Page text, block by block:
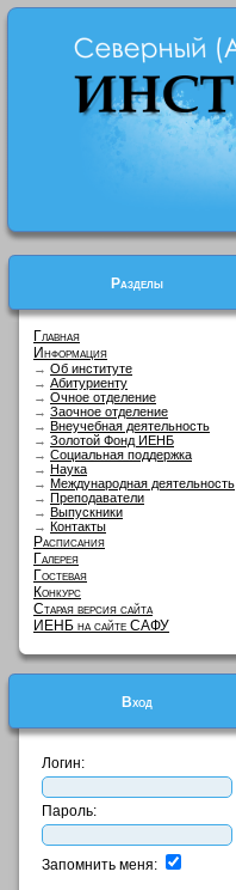
Разделы
Главная
Информация
→ Об институте
→ Абитуриенту
→ Очное отделение
→ Заочное отделение
→ Внеучебная деятельность
→ Золотой Фонд ИЕНБ
→ Социальная поддержка
→ Наука
→ Международная деятельность
→ Преподаватели
→ Выпускники
→ Контакты
Расписания
Галерея
Гостевая
Конкурс
Старая версия сайта
ИЕНБ на сайте САФУ
Вход
Логин:
Пароль:
Запомнить меня: